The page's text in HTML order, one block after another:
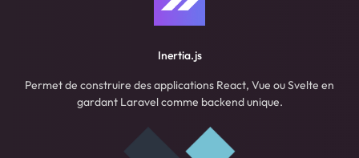
Inertia.js
Permet de construire des applications React, Vue ou Svelte en
gardant Laravel comme backend unique.